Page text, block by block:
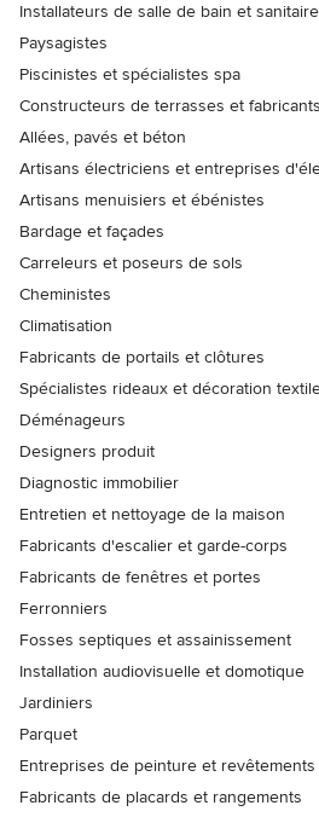
Installateurs de salle de bain et
Paysagistes
Piscinistes et spécialistes spa
Constructeurs de terrasses et
Allées, pavés et béton
Artisans électriciens et entreprises
Artisans menuisiers et ébénistes
Bardage et façades
Carreleurs et poseurs de sols
Cheministes
Climatisation
Fabricants de portails et clôtures
Spécialistes rideaux et décoration
Déménageurs
Designers produit
Diagnostic immobilier
Entretien et nettoyage de la maison
Fabricants d'escalier et garde-corps
Fabricants de fenêtres et portes
Ferronniers
Fosses septiques et assainissement
Installation audiovisuelle et domotique
Jardiniers
Parquet
Entreprises de peinture et revêtements
Fabricants de placards et rangements